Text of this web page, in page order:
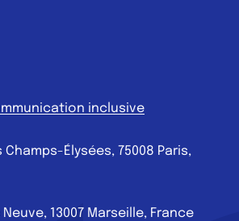
inclusive
Champs-Élysées, 75008 Paris,
Neuve, 13007 Marseille, France